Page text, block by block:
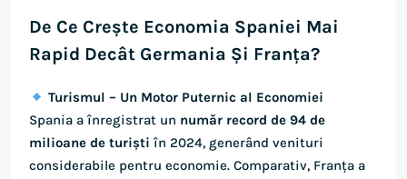
De Ce Crește Economia Spaniei Mai
Rapid Decât Germania Și Franța?
Turismul – Un Motor Puternic al Economiei
Spania a înregistrat un număr record de 94 de
milioane de turiști în 2024, generând venituri
considerabile pentru economie. Comparativ, Franța a